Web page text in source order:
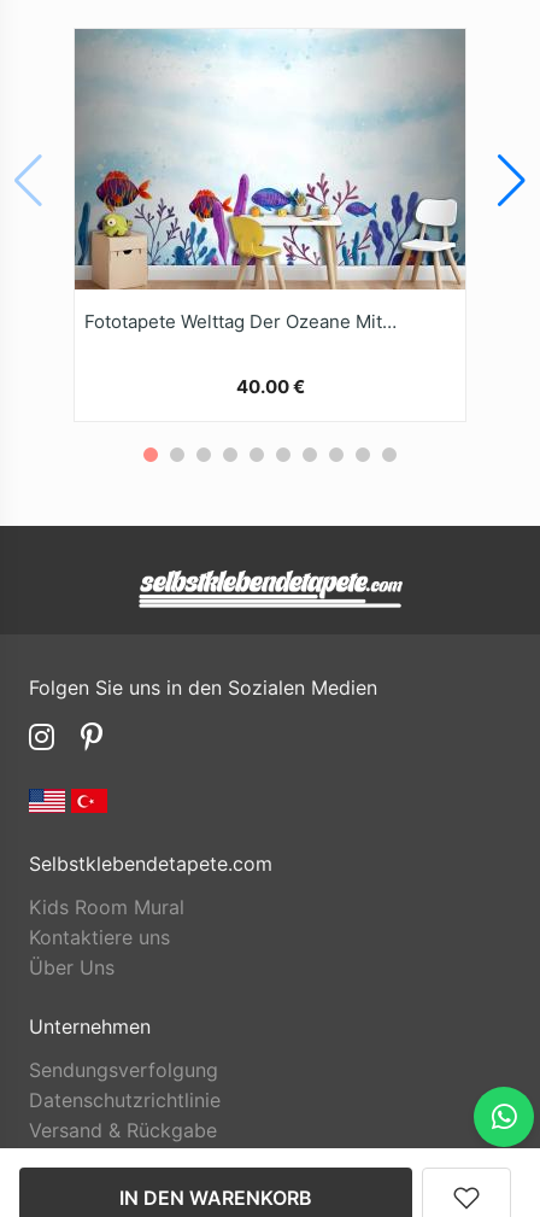
IN DEN WARENKORB
Fototapete Welttag Der Ozeane Mit AquarellHintergrund
40.00 €
Folgen Sie uns in den Sozialen Medien
Selbstklebendetapete.com
Kids Room Mural
Kontaktiere uns
Über Uns
Unternehmen
Sendungsverfolgung
Datenschutzrichtlinie
Versand & Rückgabe